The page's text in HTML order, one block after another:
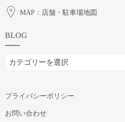
MAP：店舗・駐車場地図
BLOG
BLOG
プライバシーポリシー
お問い合わせ